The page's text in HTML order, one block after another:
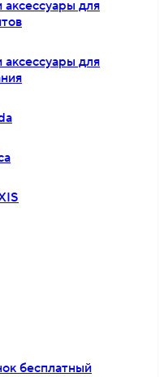
аксессуары для
аксессуары для
бесплатный